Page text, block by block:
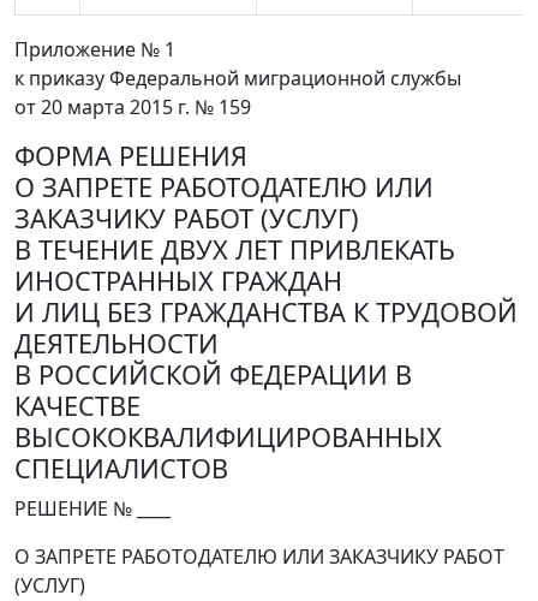
Приложение № 1
к приказу Федеральной миграционной службы
от 20 марта 2015 г. № 159
ФОРМА РЕШЕНИЯ
О ЗАПРЕТЕ РАБОТОДАТЕЛЮ ИЛИ
ЗАКАЗЧИКУ РАБОТ (УСЛУГ)
В ТЕЧЕНИЕ ДВУХ ЛЕТ ПРИВЛЕКАТЬ
ИНОСТРАННЫХ ГРАЖДАН
И ЛИЦ БЕЗ ГРАЖДАНСТВА К ТРУДОВОЙ
ДЕЯТЕЛЬНОСТИ
В РОССИЙСКОЙ ФЕДЕРАЦИИ В
КАЧЕСТВЕ
ВЫСОКОКВАЛИФИЦИРОВАННЫХ
СПЕЦИАЛИСТОВ
РЕШЕНИЕ № ____
О ЗАПРЕТЕ РАБОТОДАТЕЛЮ ИЛИ ЗАКАЗЧИКУ РАБОТ
(УСЛУГ)